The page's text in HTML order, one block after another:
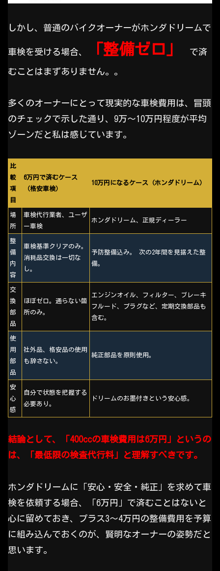
しかし、普通のバイクオーナーがホンダドリームで
車検を受ける場合、 「整備ゼロ」 で済
むことはまずありません。。
多くのオーナーにとって現実的な車検費用は、冒頭
のチェックで示した通り、9万～10万円程度が平均
ゾーンだと私は感じています。
比
較
項
目
6万円で済むケース
（格安車検）
10万円になるケース（ホンダドリーム）
場
所
車検代行業者、ユーザ
ー車検
ホンダドリーム、正規ディーラー
整
備
内
容
車検基準クリアのみ。
消耗品交換は一切な
し。
予防整備込み。 次の2年間を見据えた整
備。
交
換
部
品
ほぼゼロ。通らない箇
所のみ。
エンジンオイル、フィルター、ブレーキ
フルード、プラグなど、定期交換部品も
含む。
使
用
部
品
社外品、格安品の使用
も辞さない。
純正部品を原則使用。
安
心
感
自分で状態を把握する
必要あり。
ドリームのお墨付きという安心感。
結論として、「400ccの車検費用は6万円」というの
は、「最低限の検査代行料」と理解すべきです。
ホンダドリームに「安心・安全・純正」を求めて車
検を依頼する場合、「6万円」で済むことはないと
心に留めておき、プラス3～4万円の整備費用を予算
に組み込んでおくのが、賢明なオーナーの姿勢だと
思います。